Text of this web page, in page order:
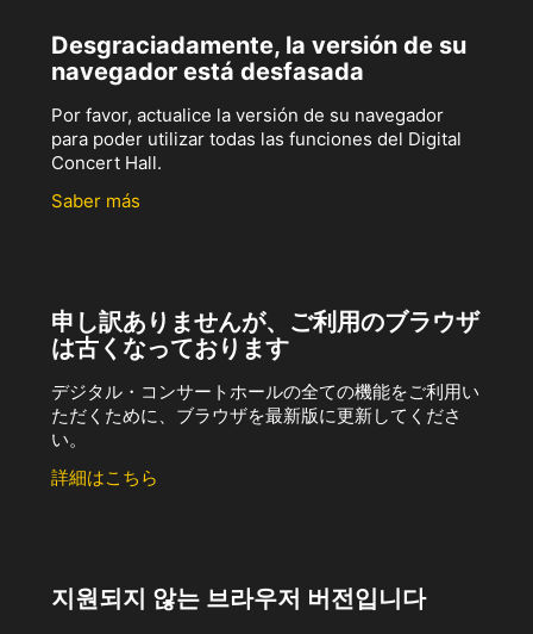
Desgraciadamente, la versión de su
navegador está desfasada
Por favor, actualice la versión de su navegador
para poder utilizar todas las funciones del Digital
Concert Hall.
Saber más
申し訳ありませんが、ご利用のブラウザ
は古くなっております
デジタル・コンサートホールの全ての機能をご利用い
ただくために、ブラウザを最新版に更新してくださ
い。
詳細はこちら
지원되지 않는 브라우저 버전입니다